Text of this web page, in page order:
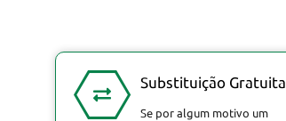
Substituição Gratuita
Se por algum motivo um